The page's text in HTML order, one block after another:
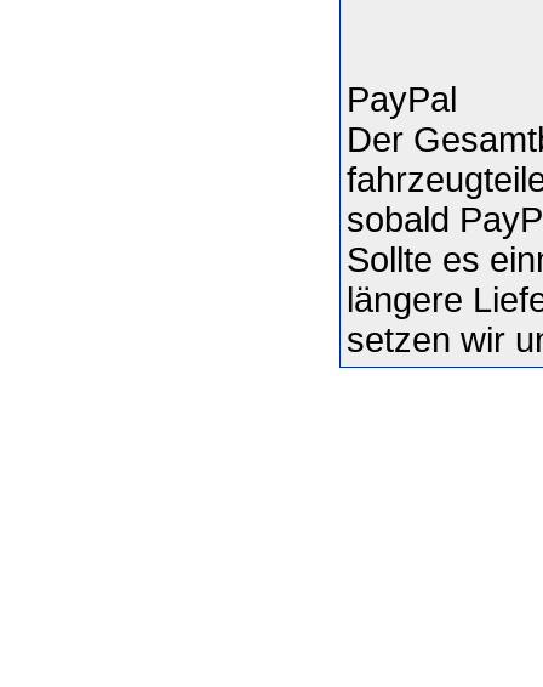
PayPal
Der
sobald
Sollte es
längere
setzen wir